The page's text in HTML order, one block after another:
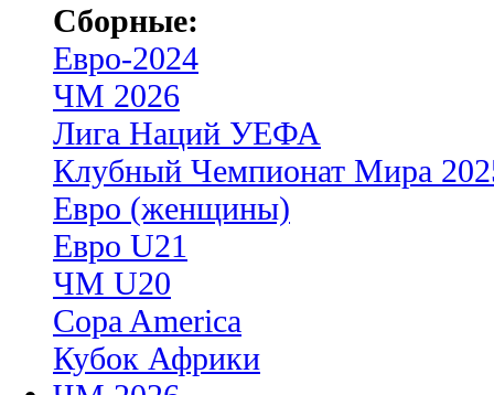
Сборные:
Евро-2024
ЧМ 2026
Лига Наций УЕФА
Клубный Чемпионат Мира
Евро (женщины)
Евро U21
ЧМ U20
Copa America
Кубок Африки